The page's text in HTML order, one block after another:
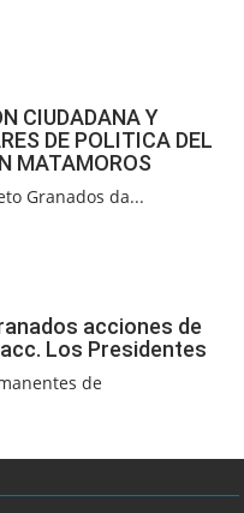
CIUDADANA Y
DE POLITICA DEL
MATAMOROS
Granados da...
acciones de
Los Presidentes
de